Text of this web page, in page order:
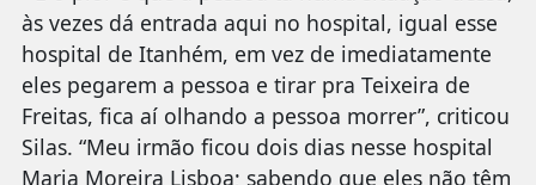
às vezes dá entrada aqui no hospital, igual esse
hospital de Itanhém, em vez de imediatamente
eles pegarem a pessoa e tirar pra Teixeira de
Freitas, fica aí olhando a pessoa morrer”, criticou
Silas. “Meu irmão ficou dois dias nesse hospital
Maria Moreira Lisboa; sabendo que eles não têm